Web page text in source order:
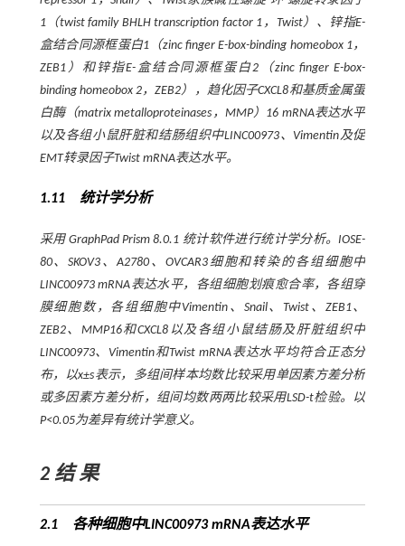
1（twist family BHLH transcription factor 1，Twist）、锌指E-
盒结合同源框蛋白1（zinc finger E-box-binding homeobox 1，
ZEB1）和锌指E-盒结合同源框蛋白2（zinc finger E-box-
binding homeobox 2，ZEB2），趋化因子CXCL8和基质金属蛋
白酶（matrix metalloproteinases，MMP）16 mRNA表达水平
以及各组小鼠肝脏和结肠组织中LINC00973、Vimentin及促
EMT转录因子Twist mRNA表达水平。
1.11 统计学分析
采用 GraphPad Prism 8.0.1 统计软件进行统计学分析。IOSE-
80、SKOV3、A2780、OVCAR3细胞和转染的各组细胞中
LINC00973 mRNA表达水平，各组细胞划痕愈合率，各组穿
膜细胞数，各组细胞中Vimentin、Snail、Twist、ZEB1、
ZEB2、MMP16和CXCL8以及各组小鼠结肠及肝脏组织中
LINC00973、Vimentin和Twist mRNA表达水平均符合正态分
布，以x±s表示，多组间样本均数比较采用单因素方差分析
或多因素方差分析，组间均数两两比较采用LSD-t检验。以
P<0.05为差异有统计学意义。
2 结 果
2.1 各种细胞中LINC00973 mRNA表达水平